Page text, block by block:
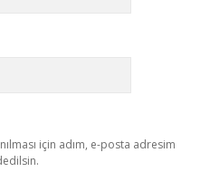
için adım, e-posta adresim